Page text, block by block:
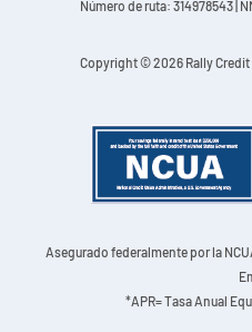
Número de ruta: 314978543 |
Copyright © 2026 Rally Credit
Asegurado federalmente por la
*APR= Tasa Anual